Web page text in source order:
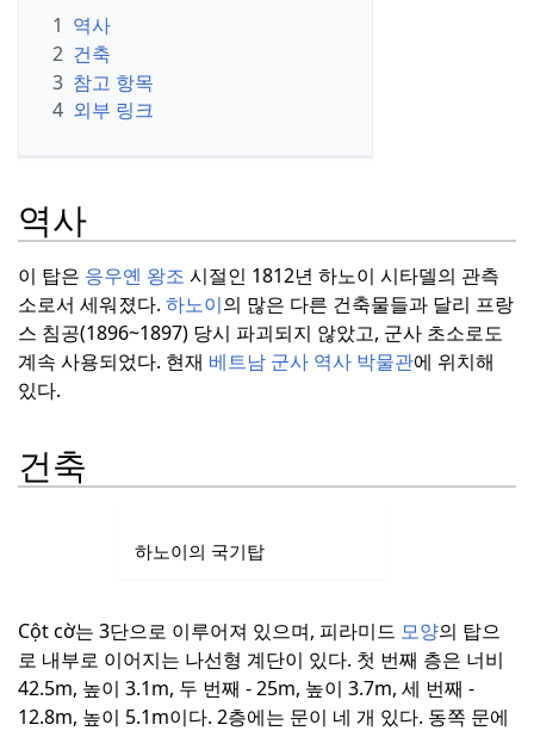
1 역사
2 건축
3 참고 항목
4 외부 링크
역사
이 탑은 응우옌 왕조 시절인 1812년 하노이 시타델의 관측
소로서 세워졌다. 하노이의 많은 다른 건축물들과 달리 프랑
스 침공(1896~1897) 당시 파괴되지 않았고, 군사 초소로도
계속 사용되었다. 현재 베트남 군사 역사 박물관에 위치해
있다.
건축
하노이의 국기탑
Cột cờ는 3단으로 이루어져 있으며, 피라미드 모양의 탑으
로 내부로 이어지는 나선형 계단이 있다. 첫 번째 층은 너비
42.5m, 높이 3.1m, 두 번째 - 25m, 높이 3.7m, 세 번째 -
12.8m, 높이 5.1m이다. 2층에는 문이 네 개 있다. 동쪽 문에